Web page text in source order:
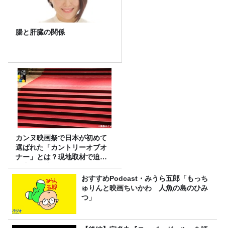
腸と肝臓の関係
カンヌ映画祭で日本が初めて
選ばれた「カントリーオブオ
ナー」とは？現地取材で迫る
選出の意味
おすすめPodcast・みうら五郎「もっち
ゅりんと映画ちいかわ 人魚の島のひみ
つ」